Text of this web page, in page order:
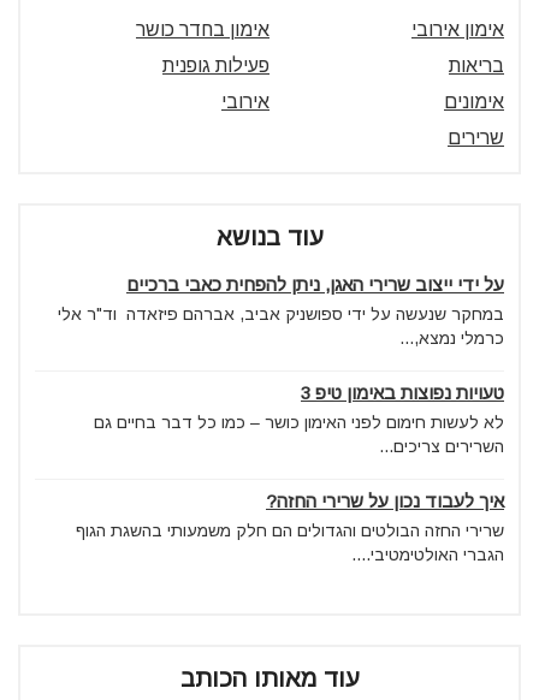
אימון אירובי
אימון בחדר כושר
בריאות
פעילות גופנית
אימונים
אירובי
שרירים
עוד בנושא
על ידי ייצוב שרירי האגן, ניתן להפחית כאבי ברכיים
במחקר שנעשה על ידי ספושניק אביב, אברהם פיזאדה וד"ר אלי
כרמלי נמצא,...
טעויות נפוצות באימון טיפ 3
לא לעשות חימום לפני האימון כושר – כמו כל דבר בחיים גם
השרירים צריכים...
איך לעבוד נכון על שרירי החזה?
שרירי החזה הבולטים והגדולים הם חלק משמעותי בהשגת הגוף
הגברי האולטימטיבי....
עוד מאותו הכותב